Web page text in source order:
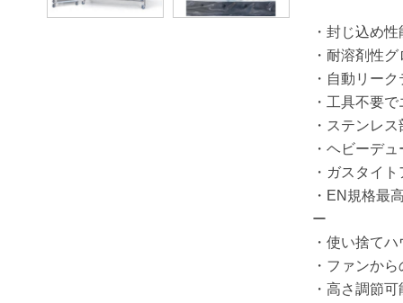
・封じ込め
・耐溶剤性
・自動リー
・工具不要
・ステンレ
・ヘビーデ
・ガスタイ
・EN規格最
ー
・使い捨て
・ファンか
・高さ調節